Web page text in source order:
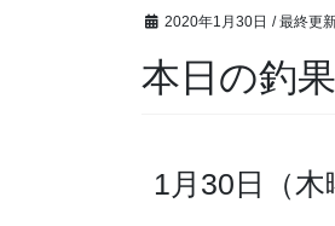
2020年1月30日 / 最終更
本日の釣
1月30日（